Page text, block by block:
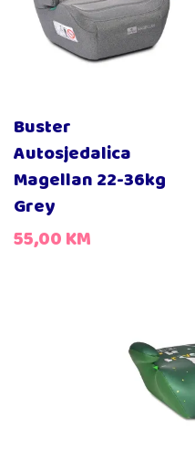
Buster
Autosjedalica
Magellan 22-36kg
Grey
55,00KM